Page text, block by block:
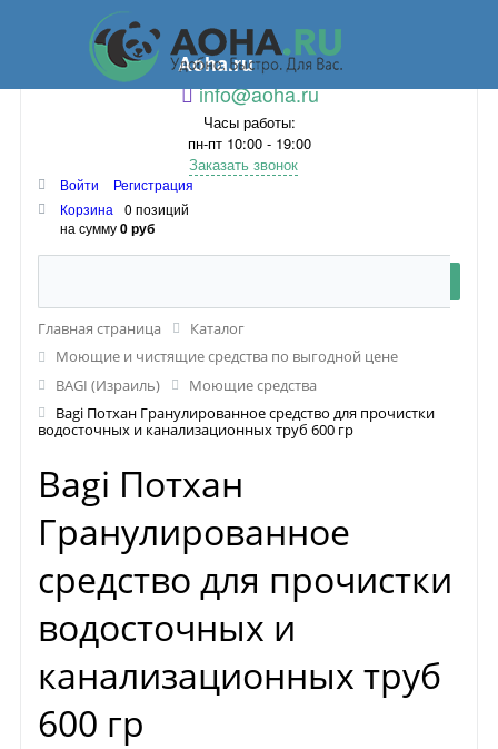
Aoha.ru
info@aoha.ru
Часы работы:
пн-пт 10:00 - 19:00
Заказать звонок
Войти
Регистрация
Корзина
0 позиций
на сумму0 руб
Главная страница
Каталог
Моющие и чистящие средства по выгодной цене
BAGI (Израиль)
Моющие средства
Bagi Потхан Гранулированное средство для прочистки
водосточных и канализационных труб 600 гр
Bagi Потхан
Гранулированное
средство для прочистки
водосточных и
канализационных труб
600 гр